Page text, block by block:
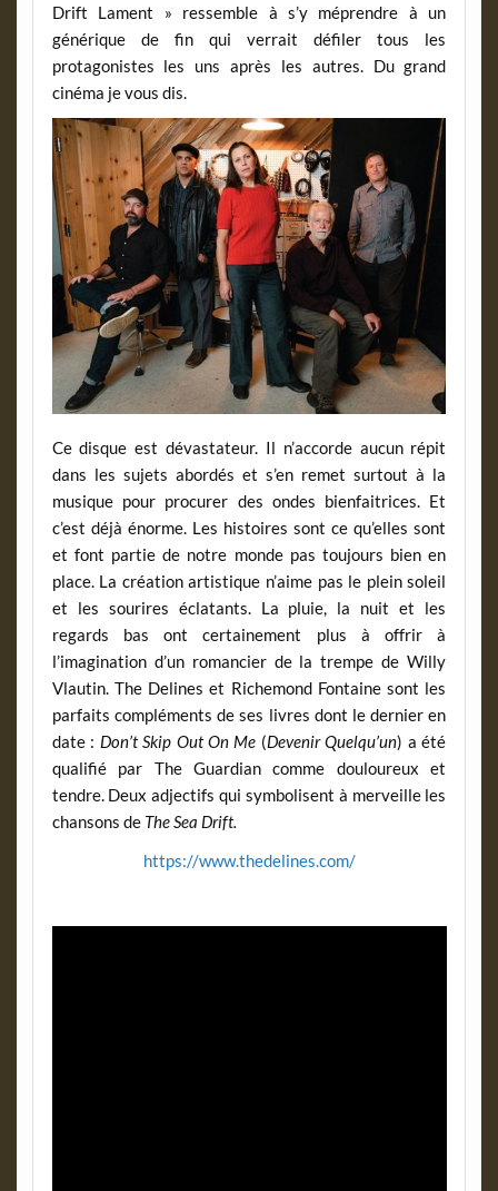
Drift Lament » ressemble à s’y méprendre à un
générique de fin qui verrait défiler tous les
protagonistes les uns après les autres. Du grand
cinéma je vous dis.
Ce disque est dévastateur. Il n’accorde aucun répit
dans les sujets abordés et s’en remet surtout à la
musique pour procurer des ondes bienfaitrices. Et
c’est déjà énorme. Les histoires sont ce qu’elles sont
et font partie de notre monde pas toujours bien en
place. La création artistique n’aime pas le plein soleil
et les sourires éclatants. La pluie, la nuit et les
regards bas ont certainement plus à offrir à
l’imagination d’un romancier de la trempe de Willy
Vlautin. The Delines et Richemond Fontaine sont les
parfaits compléments de ses livres dont le dernier en
date : Don’t Skip Out On Me (Devenir Quelqu’un) a été
qualifié par The Guardian comme douloureux et
tendre. Deux adjectifs qui symbolisent à merveille les
chansons de The Sea Drift.
https://www.thedelines.com/